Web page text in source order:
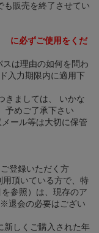
販売を終了させてい
に必ずご使用をくだ
は理由の如何を問わ
入力期限内に適用下
きましては、 いかな
予めご了承下さい
ール等は大切に保管
登録いただく方
頂いている方で、特
参照）は、現存のア
退会の必要はござい
新しくご購入された年